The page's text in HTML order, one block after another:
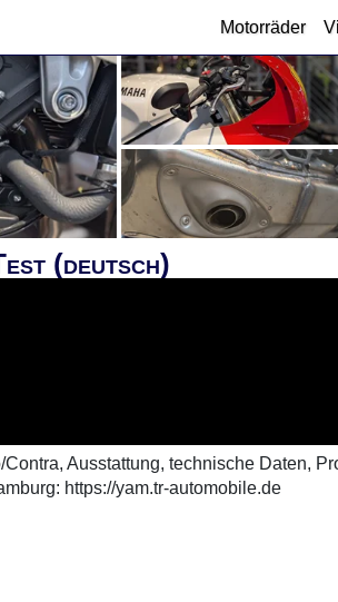
Motorräder
(deutsch)
Ausstattung, technische Daten,
https://yam.tr-automobile.de